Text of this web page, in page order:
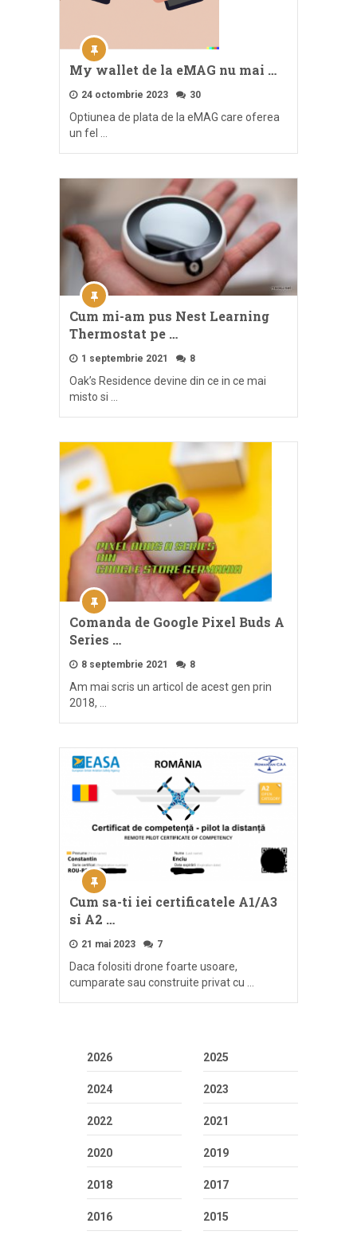
My wallet de la eMAG nu mai …
24 octombrie 2023 30
Optiunea de plata de la eMAG care oferea
un fel …
Cum mi-am pus Nest Learning
Thermostat pe …
1 septembrie 2021 8
Oak’s Residence devine din ce in ce mai
misto si …
Comanda de Google Pixel Buds A
Series …
8 septembrie 2021 8
Am mai scris un articol de acest gen prin
2018, …
Cum sa-ti iei certificatele A1/A3
si A2 …
21 mai 2023 7
Daca folositi drone foarte usoare,
cumparate sau construite privat cu …
2026 2025
2024 2023
2022 2021
2020 2019
2018 2017
2016 2015